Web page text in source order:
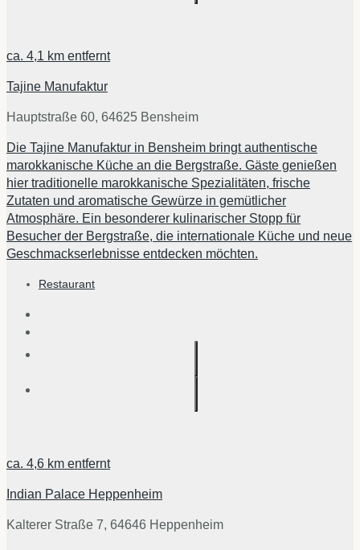
ca. 4,1 km entfernt
Tajine Manufaktur
Hauptstraße 60, 64625 Bensheim
Die Tajine Manufaktur in Bensheim bringt authentische
marokkanische Küche an die Bergstraße. Gäste genießen
hier traditionelle marokkanische Spezialitäten, frische
Zutaten und aromatische Gewürze in gemütlicher
Atmosphäre. Ein besonderer kulinarischer Stopp für
Besucher der Bergstraße, die internationale Küche und neue
Geschmackserlebnisse entdecken möchten.
Restaurant
ca. 4,6 km entfernt
Indian Palace Heppenheim
Kalterer Straße 7, 64646 Heppenheim